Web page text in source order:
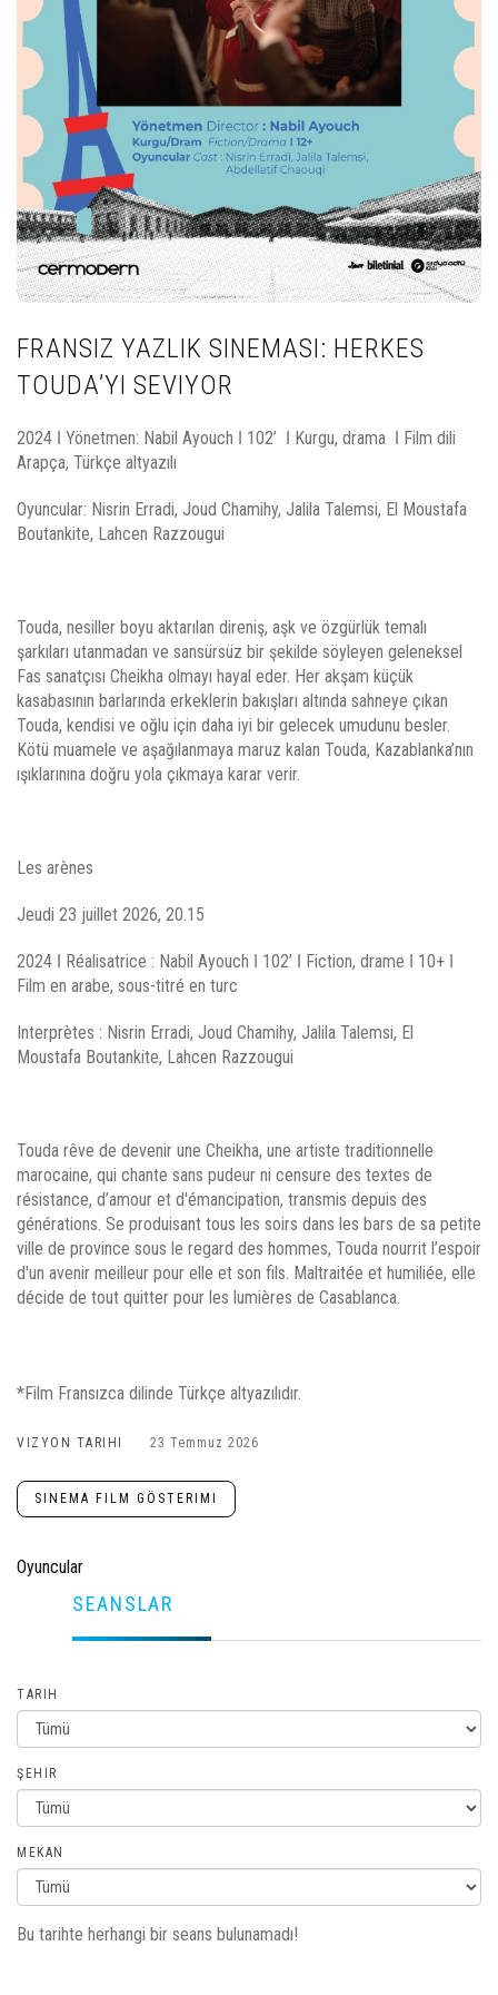
FRANSIZ YAZLIK SINEMASI: HERKES
TOUDA’YI SEVIYOR
2024 ǀ Yönetmen: Nabil Ayouch ǀ 102’ ǀ Kurgu, drama ǀ Film dili
Arapça, Türkçe altyazılı
Oyuncular: Nisrin Erradi, Joud Chamihy, Jalila Talemsi, El Moustafa
Boutankite, Lahcen Razzougui
Touda, nesiller boyu aktarılan direniş, aşk ve özgürlük temalı
şarkıları utanmadan ve sansürsüz bir şekilde söyleyen geleneksel
Fas sanatçısı Cheikha olmayı hayal eder. Her akşam küçük
kasabasının barlarında erkeklerin bakışları altında sahneye çıkan
Touda, kendisi ve oğlu için daha iyi bir gelecek umudunu besler.
Kötü muamele ve aşağılanmaya maruz kalan Touda, Kazablanka’nın
ışıklarınına doğru yola çıkmaya karar verir.
Les arènes
Jeudi 23 juillet 2026, 20.15
2024 ǀ Réalisatrice : Nabil Ayouch ǀ 102’ ǀ Fiction, drame ǀ 10+ ǀ
Film en arabe, sous-titré en turc
Interprètes : Nisrin Erradi, Joud Chamihy, Jalila Talemsi, El
Moustafa Boutankite, Lahcen Razzougui
Touda rêve de devenir une Cheikha, une artiste traditionnelle
marocaine, qui chante sans pudeur ni censure des textes de
résistance, d’amour et d'émancipation, transmis depuis des
générations. Se produisant tous les soirs dans les bars de sa petite
ville de province sous le regard des hommes, Touda nourrit l’espoir
d'un avenir meilleur pour elle et son fils. Maltraitée et humiliée, elle
décide de tout quitter pour les lumières de Casablanca.
*Film Fransızca dilinde Türkçe altyazılıdır.
VIZYON TARIHI 23 Temmuz 2026
SINEMA FILM GÖSTERIMI
Oyuncular
SEANSLAR
TARIH
ŞEHIR
MEKAN
Bu tarihte herhangi bir seans bulunamadı!